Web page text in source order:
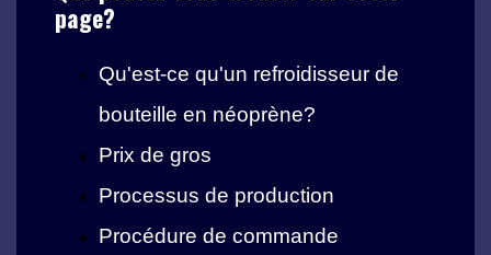
page?
Qu'est-ce qu'un refroidisseur de
bouteille en néoprène?
Prix ​​de gros
Processus de production
Procédure de commande